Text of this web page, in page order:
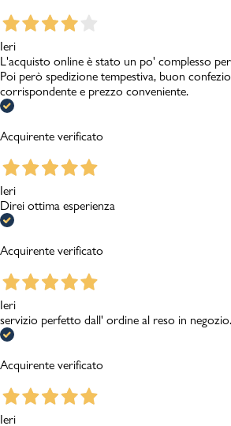
Ieri
L'acquisto online è stato un po' complesso
Poi però spedizione tempestiva, buon
corrispondente e prezzo conveniente.
Acquirente verificato
Ieri
Direi ottima esperienza
Acquirente verificato
Ieri
servizio perfetto dall' ordine al reso in negozio.
Acquirente verificato
Ieri